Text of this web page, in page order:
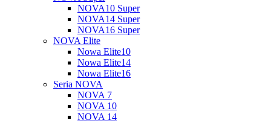
NOVA10 Super
NOVA14 Super
NOVA16 Super
NOVA Elite
Nowa Elite10
Nowa Elite14
Nowa Elite16
Seria NOVA
NOVA 7
NOVA 10
NOVA 14